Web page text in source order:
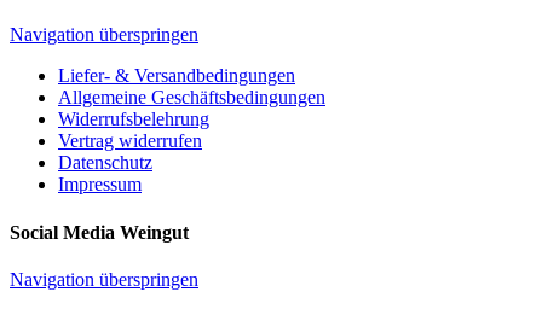
Navigation überspringen
Liefer- & Versandbedingungen
Allgemeine Geschäftsbedingungen
Widerrufsbelehrung
Vertrag widerrufen
Datenschutz
Impressum
Social Media Weingut
Navigation überspringen